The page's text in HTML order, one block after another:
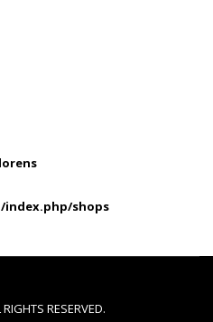
shops
RESERVED.